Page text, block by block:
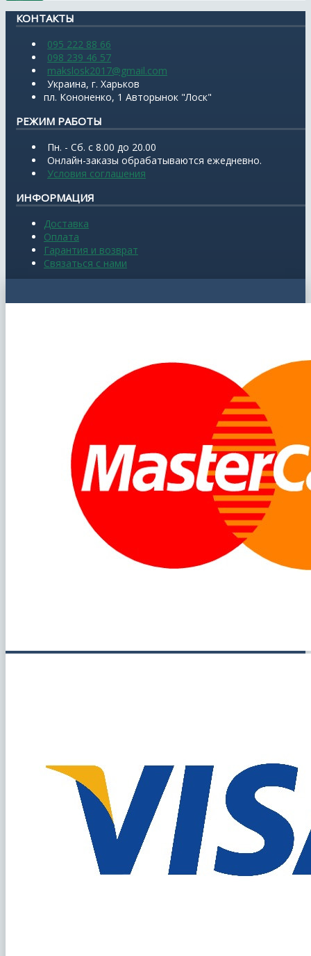
КОНТАКТЫ
095 222 88 66
098 239 46 57
makslosk2017@gmail.com
Украина, г. Харьков
пл. Кононенко, 1 Авторынок "Лоск"
РЕЖИМ РАБОТЫ
Пн. - Сб. с 8.00 до 20.00
Онлайн-заказы обрабатываются ежедневно.
Условия соглашения
ИНФОРМАЦИЯ
Доставка
Оплата
Гарантия и возврат
Связаться с нами